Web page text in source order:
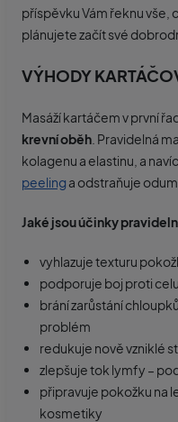
příspěvku Vám řeknu
plánujete začít své
VÝHODY
Masáží kartáčem v první
krevní oběh. Pravidelná
kolagenu a elastinu, a
peeling a odstraňuje
Jaké jsou účinky
vyhlazuje texturu
podporuje boj proti
brání zarůstání
problém
redukuje nově vzniklé
zlepšuje tok lymfy –
připravuje pokožku na
kosmetiky